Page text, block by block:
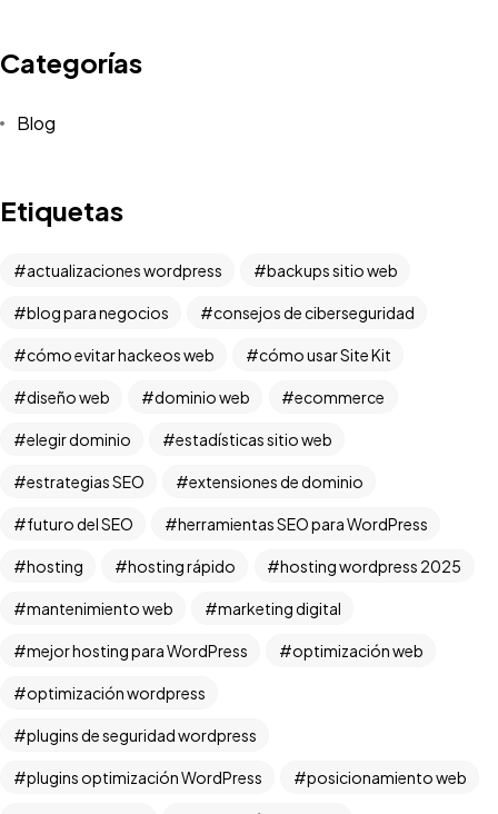
Categorías
Blog
Etiquetas
actualizaciones wordpress backups sitio web
blog para negocios consejos de ciberseguridad
cómo evitar hackeos web cómo usar Site Kit
diseño web dominio web ecommerce
elegir dominio estadísticas sitio web
estrategias SEO extensiones de dominio
futuro del SEO herramientas SEO para WordPress
hosting hosting rápido hosting wordpress 2025
mantenimiento web marketing digital
mejor hosting para WordPress optimización web
optimización wordpress
plugins de seguridad wordpress
plugins optimización WordPress posicionamiento web